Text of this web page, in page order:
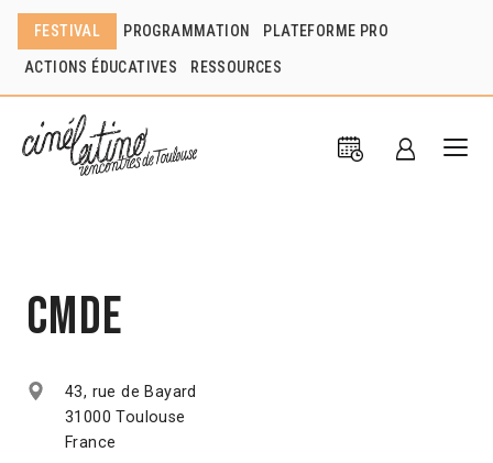
FESTIVAL PROGRAMMATION PLATEFORME PRO
ACTIONS ÉDUCATIVES RESSOURCES
CMDE
43, rue de Bayard
31000 Toulouse
France